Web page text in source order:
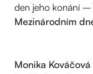
den jeho konání
Mezinárodním
Monika Kováčová